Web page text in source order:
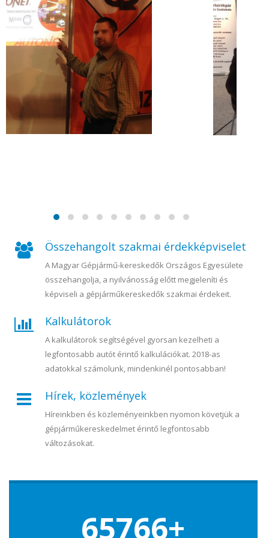
Összehangolt szakmai érdekképviselet
A Magyar Gépjármű-kereskedők Országos Egyesülete
összehangolja, a nyilvánosság előtt megjeleníti és
képviseli a gépjárműkereskedők szakmai érdekeit.
Kalkulátorok
A kalkulátorok segítségével gyorsan kezelheti a
legfontosabb autót érintő kalkulációkat. 2018-as
adatokkal számolunk, mindenkinél pontosabban!
Hírek, közlemények
Híreinkben és közleményeinkben nyomon követjük a
gépjárműkereskedelmet érintő legfontosabb
változásokat.
65766+